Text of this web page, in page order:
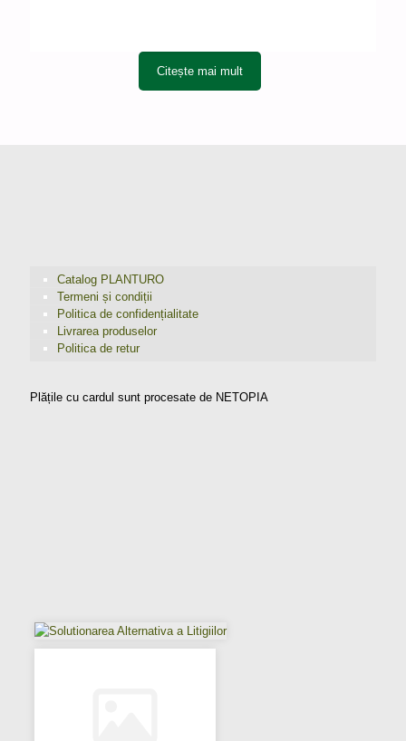
Citește mai mult
Catalog PLANTURO
Termeni și condiții
Politica de confidențialitate
Livrarea produselor
Politica de retur
Plățile cu cardul sunt procesate de NETOPIA